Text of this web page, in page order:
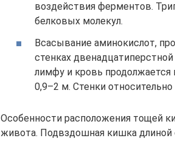
воздействия ферментов.
белковых молекул.
Всасывание аминокислот,
стенках
лимфу и кровь продолжается
0,9–2 м. Стенки
Особенности расположения тощей
живота. Подвздошная кишка длиной